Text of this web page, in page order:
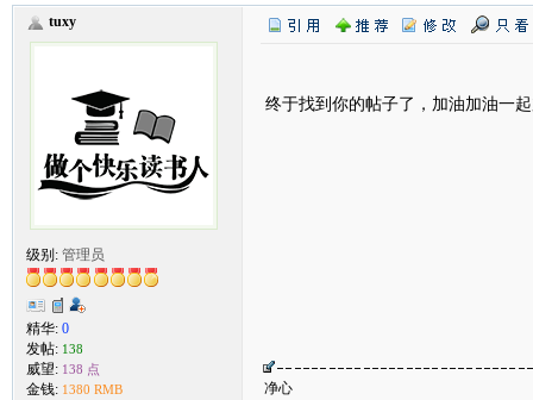
tuxy
级别: 管理员
精华: 0
发帖: 138
威望: 138 点
金钱: 1380 RMB
终于找到你的帖子了，加油加油一
净心